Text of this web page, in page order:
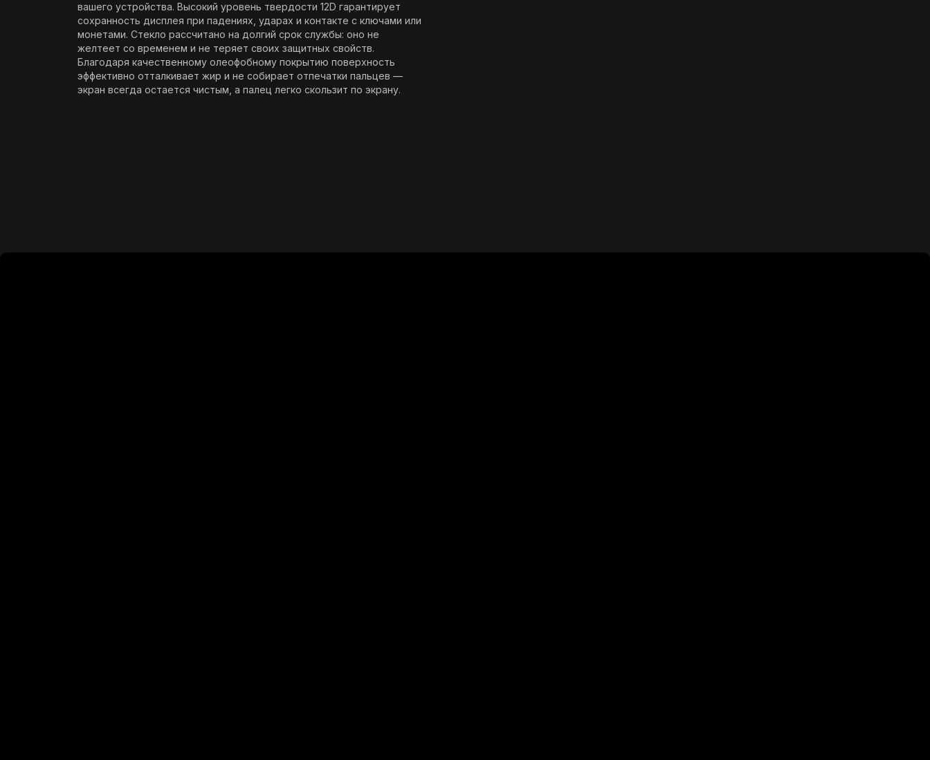
вашего устройства. Высокий уровень твердости 12D гарантирует
сохранность дисплея при падениях, ударах и контакте с ключами или
монетами. Стекло рассчитано на долгий срок службы: оно не
желтеет со временем и не теряет своих защитных свойств.
Благодаря качественному олеофобному покрытию поверхность
эффективно отталкивает жир и не собирает отпечатки пальцев —
экран всегда остается чистым, а палец легко скользит по экрану.